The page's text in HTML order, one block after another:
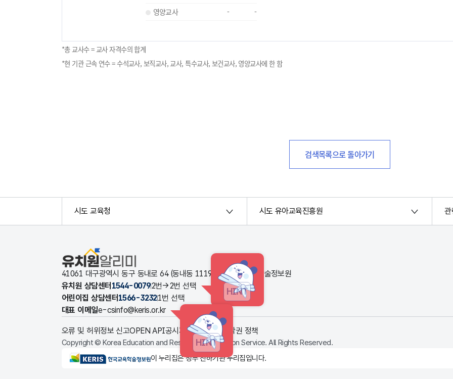
영양교사
- -
*총 교사수 = 교사 자격수의 합계
*현 기관 근속 연수 = 수석교사, 보직교사, 교사, 특수교사, 보건교사, 영양교사에 한 함
검색목록으로 돌아가기
시도 교육청 시도 유아교육진흥원
유치원알리미
41061 대구광역시 동구 동내로 64 (동내동 1119번지) 한국교육학술정보원
유치원 상담센터 1544-00792번→2번 선택
HINT
어린이집 상담센터 1566-32321번 선택
대표 이메일e-csinfo@keris.or.kr
HINT
오류 및 허위정보 신고OPEN API공시자료 다운로드저작권 정책
Copyright © Korea Education and Research Information Service. All Rights Reserved.
KERIS한국교육학술정보원이 누리집은 정부 산하기관 누리집입니다.